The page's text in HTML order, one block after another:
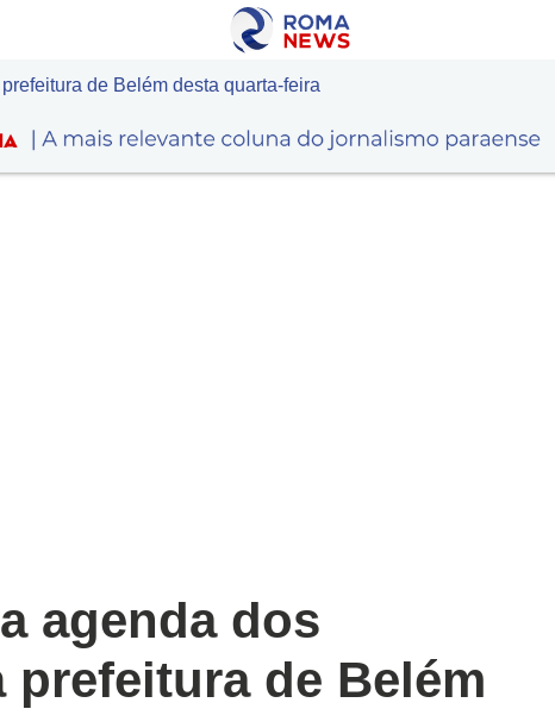
de Belém desta quarta-feira
agenda dos
prefeitura de Belém